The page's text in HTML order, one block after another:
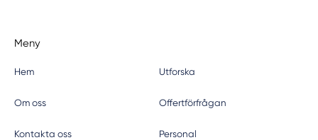
Meny
Hem Utforska
Om oss Offertförfrågan
Kontakta oss Personal